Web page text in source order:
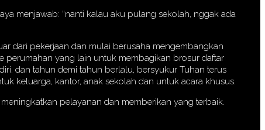
menjawab: “nanti kalau aku pulang sekolah, nggak ada
dari pekerjaan dan mulai berusaha mengembangkan
perumahan yang lain untuk membagikan brosur daftar
dan tahun demi tahun berlalu, bersyukur Tuhan terus
keluarga, kantor, anak sekolah dan untuk acara khusus.
pelayanan dan memberikan yang terbaik.